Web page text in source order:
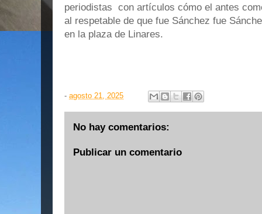
periodistas con artículos cómo el antes
al respetable de que fue Sánchez fue
en la plaza de Linares.
- agosto 21, 2025
No hay comentarios:
Publicar un comentario